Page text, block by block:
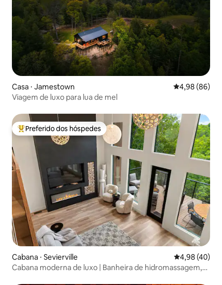
Casa ⋅ Jamestown 4,98 de uma
4,98 (86)
Viagem de luxo para lua de mel
Entre os melhores preferidos dos hóspedes
Preferido dos hóspedes
Cabana ⋅ Sevierville 4,98 de uma
4,98 (40)
Cabana moderna de luxo | Banheira de hidromassagem,